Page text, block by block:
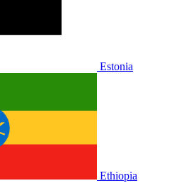
Estonia
Ethiopia